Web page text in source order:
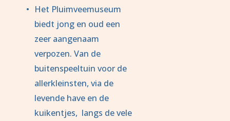
Het Pluimveemuseum
biedt jong en oud een
zeer aangenaam
verpozen. Van de
buitenspeeltuin voor de
allerkleinsten, via de
levende have en de
kuikentjes,  langs de vele